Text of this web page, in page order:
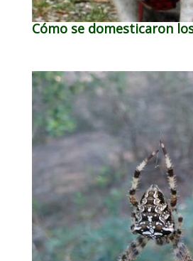
Cómo se domesticaron